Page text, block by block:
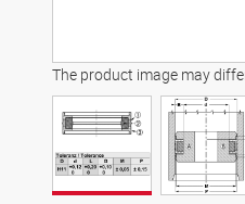
The product image may